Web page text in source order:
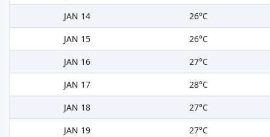
JAN 14
26°C
JAN 15
26°C
JAN 16
27°C
JAN 17
28°C
JAN 18
27°C
JAN 19
27°C